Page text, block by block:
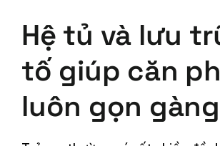
Hệ tủ và lưu
tố giúp căn
luôn gọn gàng